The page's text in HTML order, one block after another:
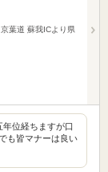
葉道 蘇我ICより県
位経ちますが口
も皆マナーは良い